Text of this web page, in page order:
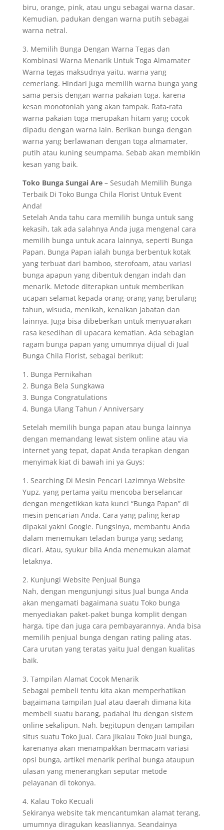
biru, orange, pink, atau ungu sebagai warna dasar.
Kemudian, padukan dengan warna putih sebagai
warna netral.
3. Memilih Bunga Dengan Warna Tegas dan
Kombinasi Warna Menarik Untuk Toga Almamater
Warna tegas maksudnya yaitu, warna yang
cemerlang. Hindari juga memilih warna bunga yang
sama persis dengan warna pakaian toga, karena
kesan monotonlah yang akan tampak. Rata-rata
warna pakaian toga merupakan hitam yang cocok
dipadu dengan warna lain. Berikan bunga dengan
warna yang berlawanan dengan toga almamater,
putih atau kuning seumpama. Sebab akan membikin
kesan yang baik.
Toko Bunga Sungai Are– Sesudah Memilih Bunga
Terbaik Di Toko Bunga Chila Florist Untuk Event
Anda!
Setelah Anda tahu cara memilih bunga untuk sang
kekasih, tak ada salahnya Anda juga mengenal cara
memilih bunga untuk acara lainnya, seperti Bunga
Papan. Bunga Papan ialah bunga berbentuk kotak
yang terbuat dari bamboo, sterofoam, atau variasi
bunga apapun yang dibentuk dengan indah dan
menarik. Metode diterapkan untuk memberikan
ucapan selamat kepada orang-orang yang berulang
tahun, wisuda, menikah, kenaikan jabatan dan
lainnya. Juga bisa dibeberkan untuk menyuarakan
rasa kesedihan di upacara kematian. Ada sebagian
ragam bunga papan yang umumnya dijual di Jual
Bunga Chila Florist, sebagai berikut:
1. Bunga Pernikahan
2. Bunga Bela Sungkawa
3. Bunga Congratulations
4. Bunga Ulang Tahun / Anniversary
Setelah memilih bunga papan atau bunga lainnya
dengan memandang lewat sistem online atau via
internet yang tepat, dapat Anda terapkan dengan
menyimak kiat di bawah ini ya Guys:
1. Searching Di Mesin Pencari Lazimnya Website
Yupz, yang pertama yaitu mencoba berselancar
dengan mengetikkan kata kunci “Bunga Papan” di
mesin pencarian Anda. Cara yang paling kerap
dipakai yakni Google. Fungsinya, membantu Anda
dalam menemukan teladan bunga yang sedang
dicari. Atau, syukur bila Anda menemukan alamat
letaknya.
2. Kunjungi Website Penjual Bunga
Nah, dengan mengunjungi situs Jual bunga Anda
akan mengamati bagaimana suatu Toko bunga
menyediakan paket-paket bunga komplit dengan
harga, tipe dan juga cara pembayarannya. Anda bisa
memilih penjual bunga dengan rating paling atas.
Cara urutan yang teratas yaitu Jual dengan kualitas
baik.
3. Tampilan Alamat Cocok Menarik
Sebagai pembeli tentu kita akan memperhatikan
bagaimana tampilan Jual atau daerah dimana kita
membeli suatu barang, padahal itu dengan sistem
online sekalipun. Nah, begitupun dengan tampilan
situs suatu Toko Jual. Cara jikalau Toko Jual bunga,
karenanya akan menampakkan bermacam variasi
opsi bunga, artikel menarik perihal bunga ataupun
ulasan yang menerangkan seputar metode
pelayanan di tokonya.
4. Kalau Toko Kecuali
Sekiranya website tak mencantumkan alamat terang,
umumnya diragukan keasliannya. Seandainya